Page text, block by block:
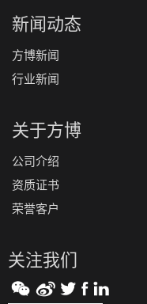
新闻动态
方博新闻
行业新闻
关于方博
公司介绍
资质证书
荣誉客户
关注我们